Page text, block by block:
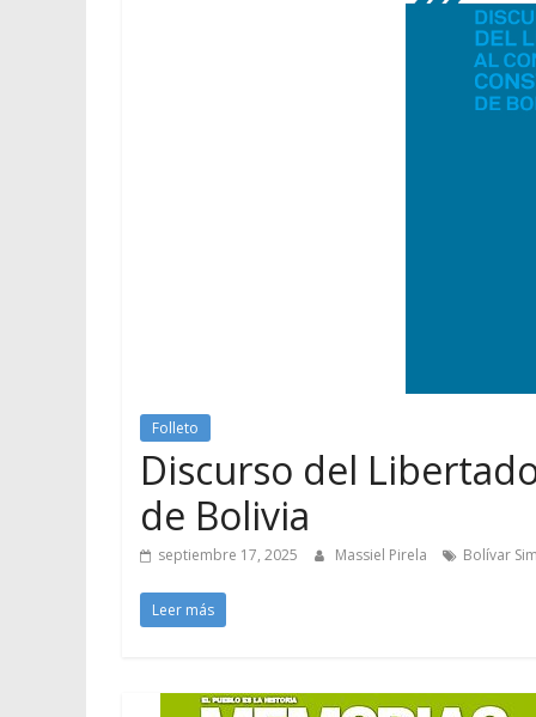
Folleto
Discurso del
de Bolivia
septiembre 17, 2025 Massiel Pirela Bolívar
Leer más